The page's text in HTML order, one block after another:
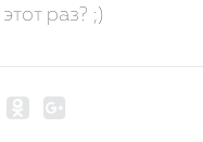
раз? ;)